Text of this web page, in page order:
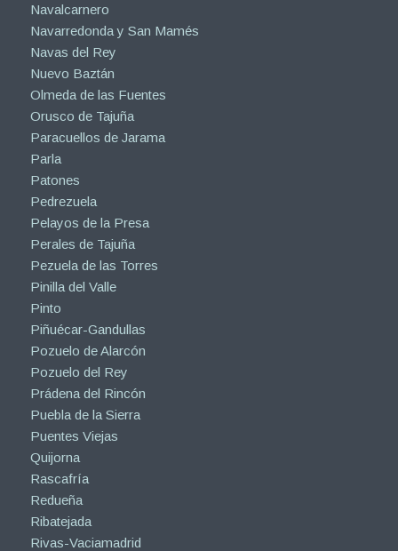
Navalcarnero
Navarredonda y San Mamés
Navas del Rey
Nuevo Baztán
Olmeda de las Fuentes
Orusco de Tajuña
Paracuellos de Jarama
Parla
Patones
Pedrezuela
Pelayos de la Presa
Perales de Tajuña
Pezuela de las Torres
Pinilla del Valle
Pinto
Piñuécar-Gandullas
Pozuelo de Alarcón
Pozuelo del Rey
Prádena del Rincón
Puebla de la Sierra
Puentes Viejas
Quijorna
Rascafría
Redueña
Ribatejada
Rivas-Vaciamadrid